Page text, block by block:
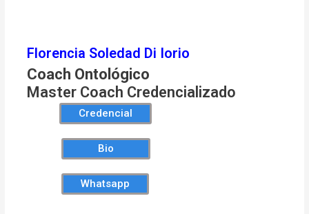
Florencia Soledad Di Iorio
Coach Ontológico
Master Coach Credencializado
Credencial
Bio
Whatsapp